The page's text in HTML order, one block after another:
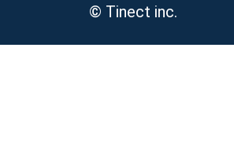
© Tinect inc.